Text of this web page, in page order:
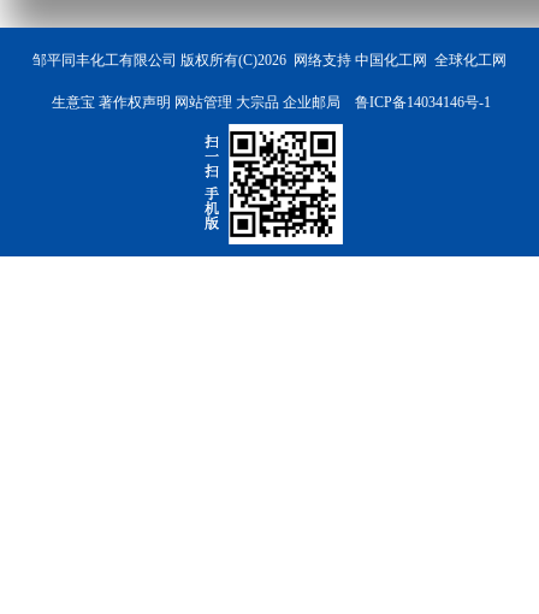
邹平同丰化工有限公司 版权所有(C)2026 网络支持 中国化工网 全球化工网
生意宝 著作权声明 网站管理 大宗品 企业邮局 鲁ICP备14034146号-1